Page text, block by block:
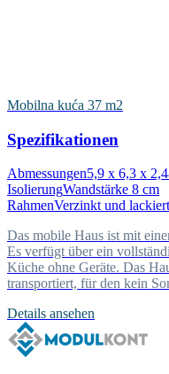
Mobilna kuća 37 m2
Spezifikationen
Abmessungen5,9 x 6,3 x
IsolierungWandstärke 8 cm
RahmenVerzinkt und lackiert
Das mobile Haus ist mit
Es verfügt über ein
Küche ohne Geräte. Das
transportiert, für den kein
Details ansehen